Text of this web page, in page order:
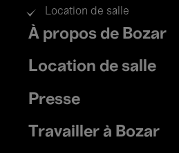
Location de salle
Footer
menu
À propos de Bozar
Location de salle
Presse
Travailler à Bozar